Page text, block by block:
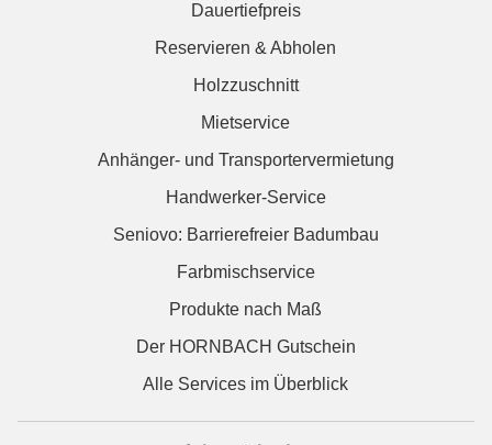
Dauertiefpreis
Reservieren & Abholen
Holzzuschnitt
Mietservice
Anhänger- und Transportervermietung
Handwerker-Service
Seniovo: Barrierefreier Badumbau
Farbmischservice
Produkte nach Maß
Der HORNBACH Gutschein
Alle Services im Überblick